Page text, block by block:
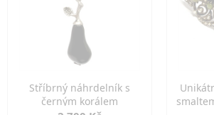
Stříbrný náhrdelník s
černým korálem